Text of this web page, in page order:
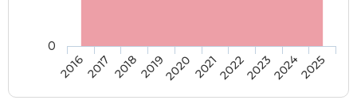
20162017 20182019202020212022202320242025
0